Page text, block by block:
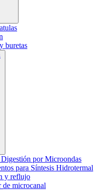
buretas
por Microondas
para Síntesis Hidrotermal
y reflujo
de microcanal